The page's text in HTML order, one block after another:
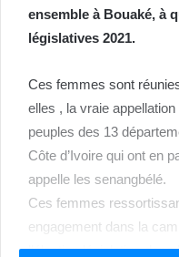
ensemble à Bouaké, à
législatives 2021.
Ces femmes sont
elles , la vraie
peuples des 13
Côte d’Ivoire qui ont en
appelle les senangbélé.
Ces femmes
engagement dans la
l’élection législative